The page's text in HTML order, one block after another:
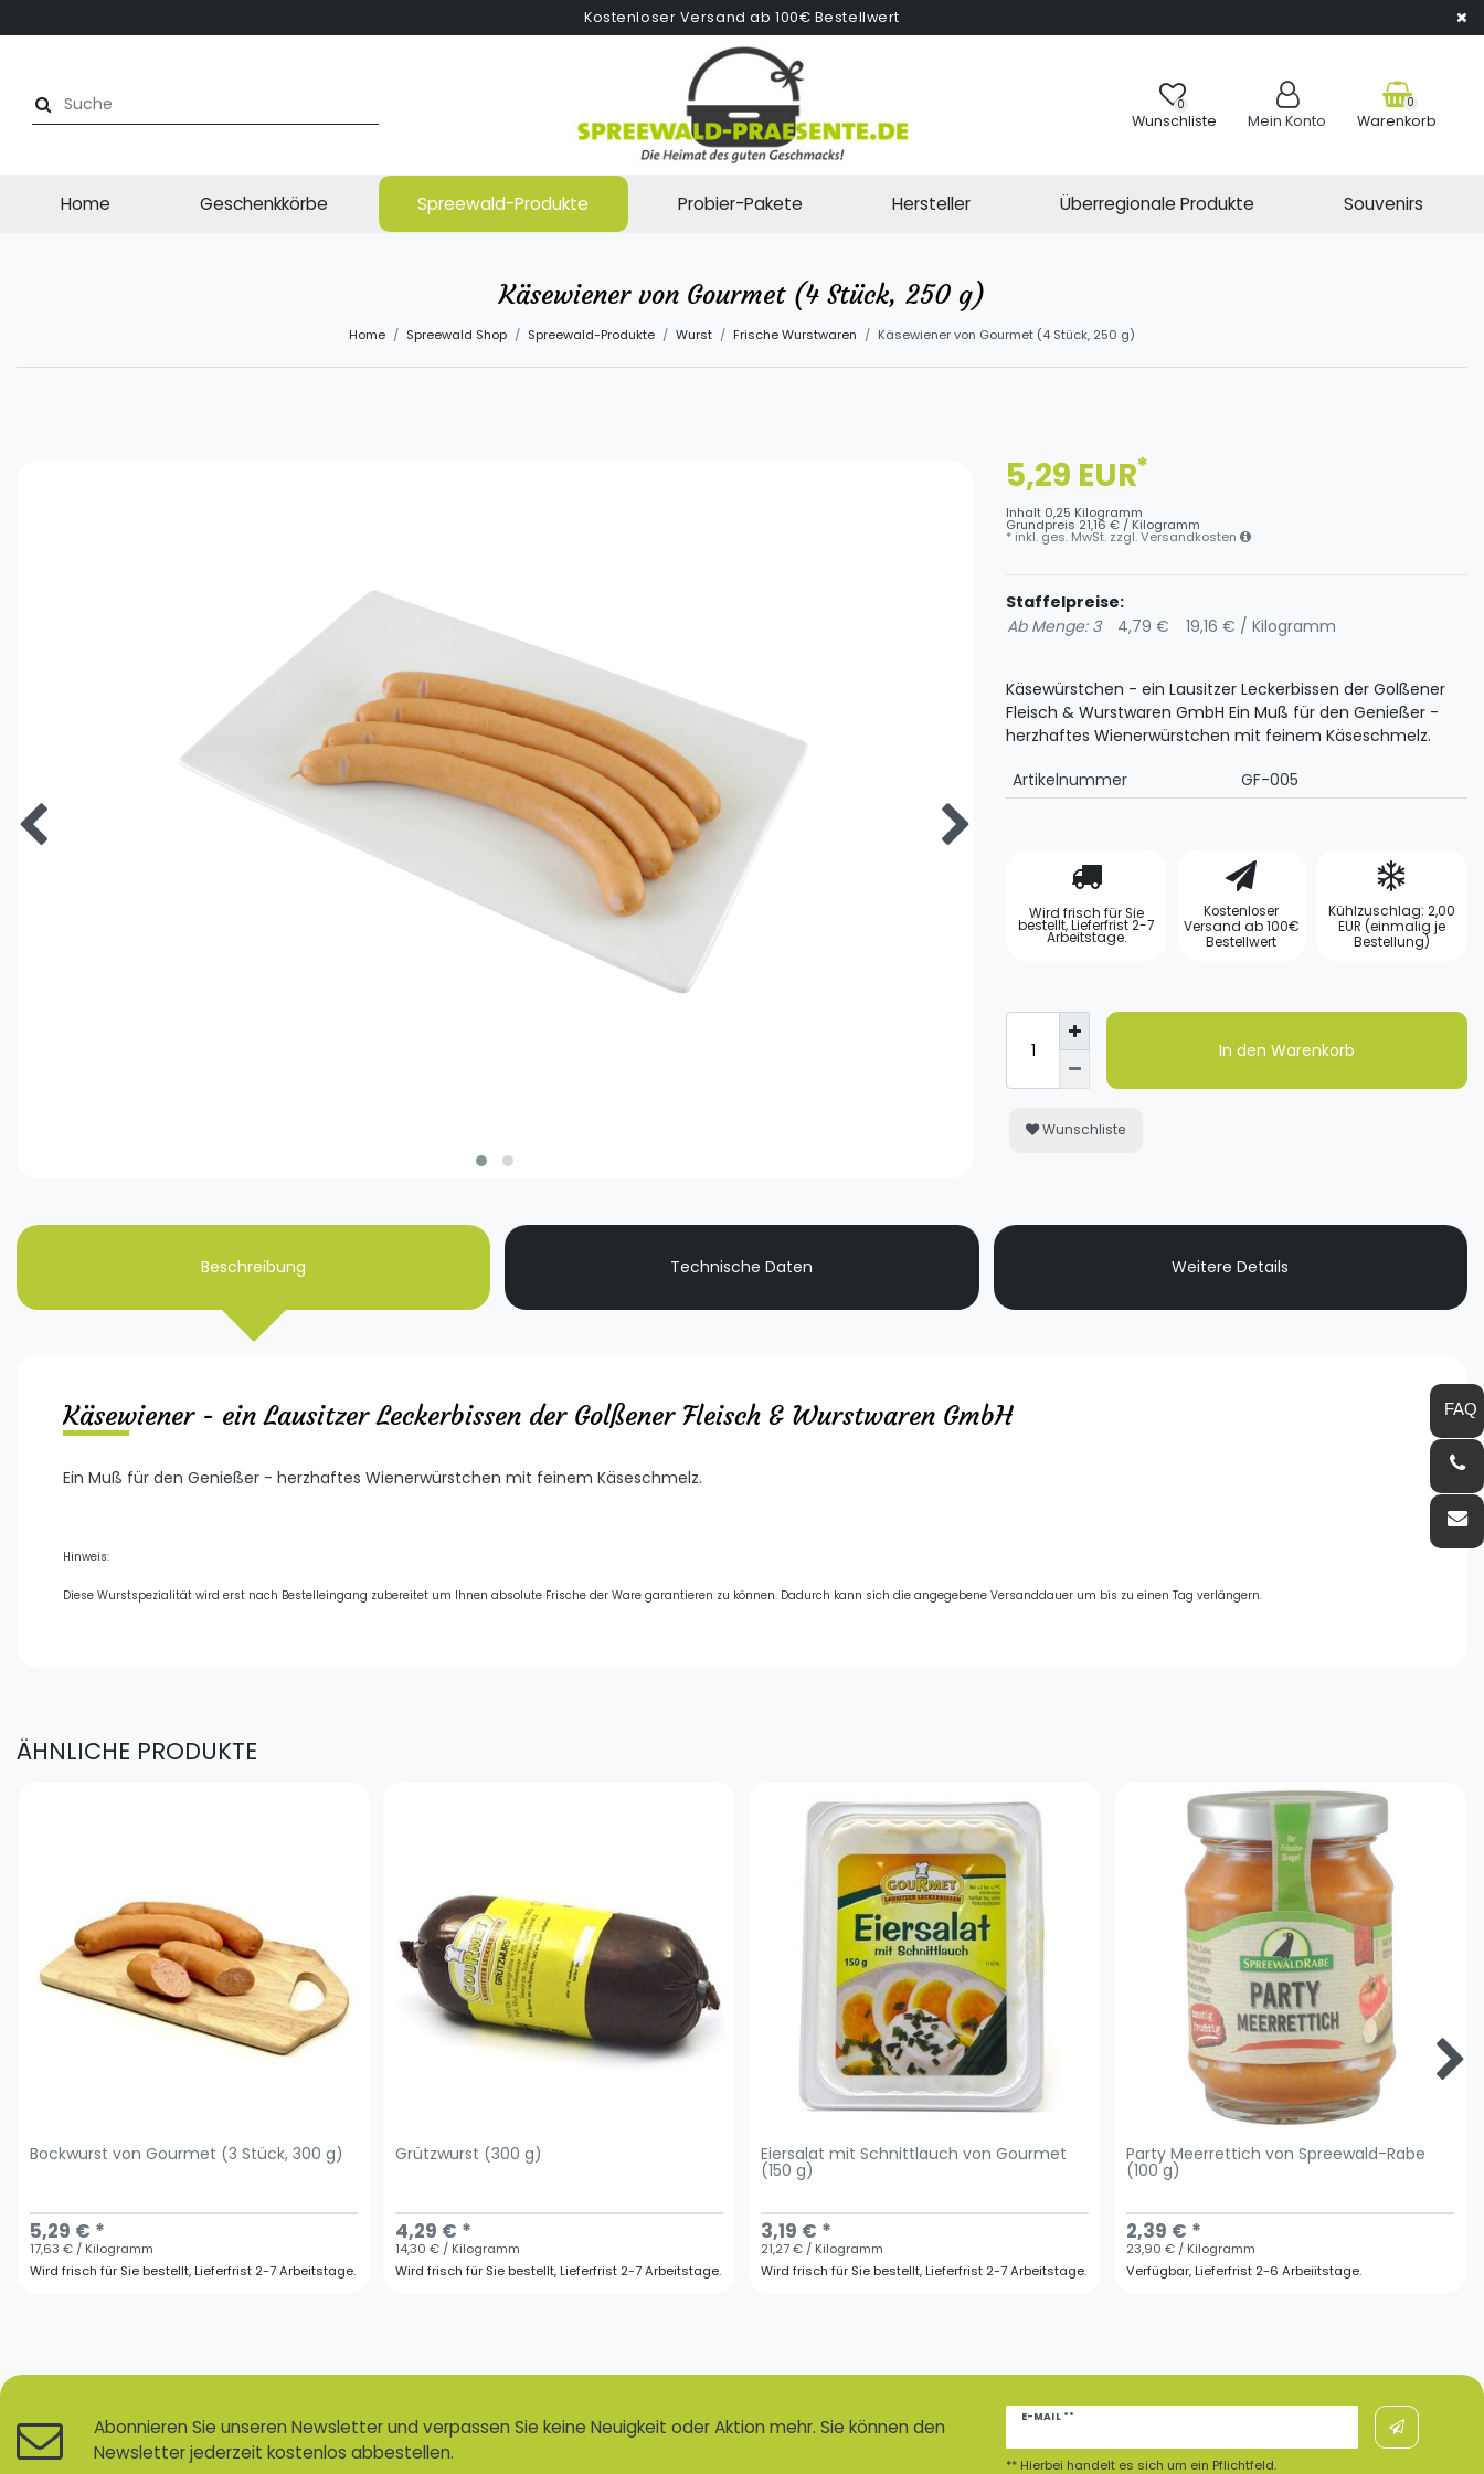
Kostenloser Versand ab 100€ Bestellwert
0
Wunschliste Mein Konto
0
Warenkorb
Home Geschenkkörbe Spreewald-Produkte Probier-Pakete Hersteller Überregionale Produkte Souvenirs
Käsewiener von Gourmet (4 Stück, 250 g)
Home Spreewald Shop Spreewald-Produkte Wurst Frische Wurstwaren Käsewiener von Gourmet (4 Stück, 250 g)
5,29 EUR*
Inhalt 0,25 Kilogramm
Grundpreis 21,16 € / Kilogramm
* inkl. ges. MwSt. zzgl.Versandkosten
Staffelpreise:
Ab Menge: 3
4,79 € 19,16 € / Kilogramm
Käsewürstchen - ein Lausitzer Leckerbissen der Golßener
Fleisch & Wurstwaren GmbH Ein Muß für den Genießer -
herzhaftes Wienerwürstchen mit feinem Käseschmelz.
Artikelnummer
GF-005
Wird frisch für Sie
bestellt, Lieferfrist 2-7
Arbeitstage.
Kostenloser
Versand ab 100€
Bestellwert
Kühlzuschlag: 2,00
EUR (einmalig je
Bestellung)
In den Warenkorb
Wunschliste
Beschreibung Technische Daten Weitere Details
Käsewiener - ein Lausitzer Leckerbissen der Golßener Fleisch & Wurstwaren GmbH
Ein Muß für den Genießer - herzhaftes Wienerwürstchen mit feinem Käseschmelz.
Hinweis:
Diese Wurstspezialität wird erst nach Bestelleingang zubereitet um Ihnen absolute Frische der Ware garantieren zu können. Dadurch kann sich die angegebene Versanddauer um bis zu einen Tag verlängern.
ÄHNLICHE PRODUKTE
Bockwurst von Gourmet (3 Stück, 300 g)
5,29 € *
17,63 € / Kilogramm
Wird frisch für Sie bestellt, Lieferfrist 2-7 Arbeitstage.
Grützwurst (300 g)
4,29 € *
14,30 € / Kilogramm
Wird frisch für Sie bestellt, Lieferfrist 2-7 Arbeitstage.
Eiersalat mit Schnittlauch von Gourmet
(150 g)
3,19 € *
21,27 € / Kilogramm
Wird frisch für Sie bestellt, Lieferfrist 2-7 Arbeitstage.
Party Meerrettich von Spreewald-Rabe
(100 g)
2,39 € *
23,90 € / Kilogramm
Verfügbar, Lieferfrist 2-6 Arbeiitstage.
Abonnieren Sie unseren Newsletter und verpassen Sie keine Neuigkeit oder Aktion mehr. Sie können den
Newsletter jederzeit kostenlos abbestellen.
E-MAIL **
Newsletter
** Hierbei handelt es sich um ein Pflichtfeld.